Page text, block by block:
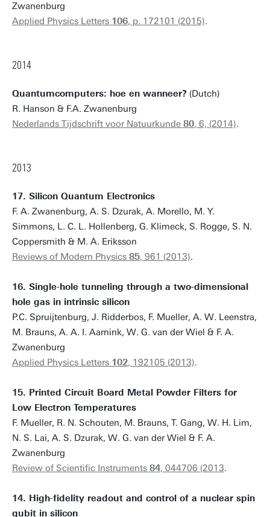
Zwanenburg
Applied Physics Letters 106, p. 172101 (2015).
2014
Quantumcomputers: hoe en wanneer? (Dutch)
R. Hanson & F.A. Zwanenburg
Nederlands Tijdschrift voor Natuurkunde 80, 6, (2014).
2013
17. Silicon Quantum Electronics
F. A. Zwanenburg, A. S. Dzurak, A. Morello, M. Y.
Simmons, L. C. L. Hollenberg, G. Klimeck, S. Rogge, S. N.
Coppersmith & M. A. Eriksson
Reviews of Modern Physics 85, 961 (2013).
16. Single-hole tunneling through a two-dimensional
hole gas in intrinsic silicon
P.C. Spruijtenburg, J. Ridderbos, F. Mueller, A. W. Leenstra,
M. Brauns, A. A. I. Aarnink, W. G. van der Wiel & F. A.
Zwanenburg
Applied Physics Letters 102, 192105 (2013).
15. Printed Circuit Board Metal Powder Filters for
Low Electron Temperatures
F. Mueller, R. N. Schouten, M. Brauns, T. Gang, W. H. Lim,
N. S. Lai, A. S. Dzurak, W. G. van der Wiel & F. A.
Zwanenburg
Review of Scientific Instruments 84, 044706 (2013.
14. High-fidelity readout and control of a nuclear spin
qubit in silicon